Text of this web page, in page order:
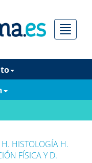
Menú
HISTOLOGÍA H.
FÍSICA Y D.